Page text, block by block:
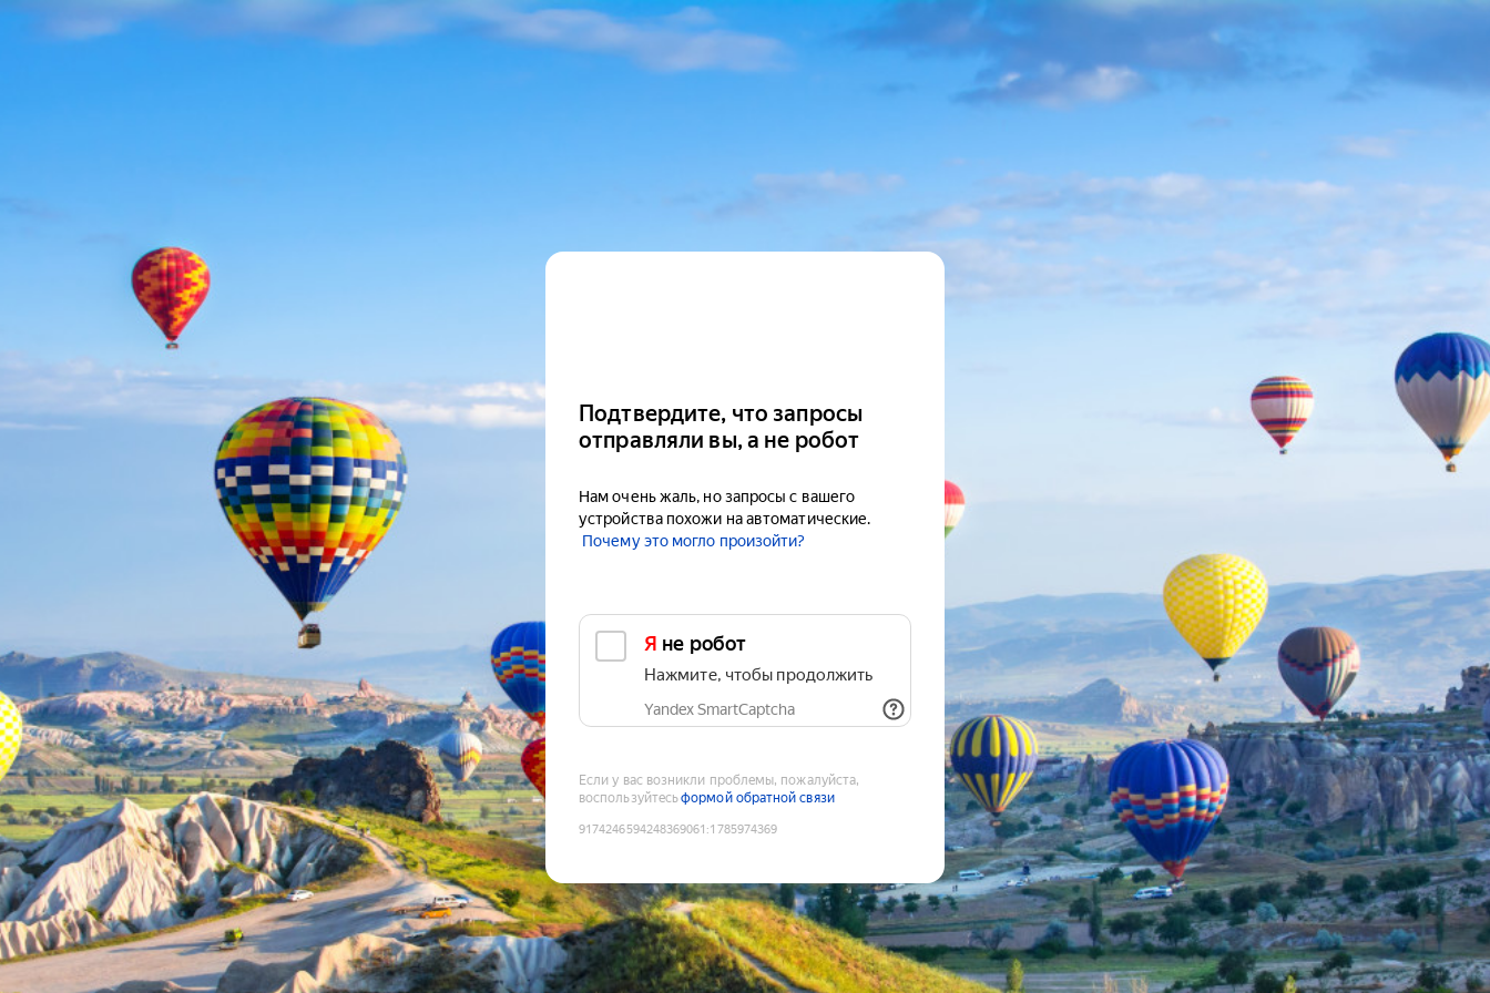
Подтвердите, что запросы
отправляли вы, а не робот
Нам очень жаль, но запросы с вашего
устройства похожи на автоматические.
Почему это могло произойти?
Я не робот
Нажмите, чтобы продолжить
Yandex SmartCaptcha
Если у вас возникли проблемы, пожалуйста,
воспользуйтесьформой обратной связи
9174246594248369061 :1785974369